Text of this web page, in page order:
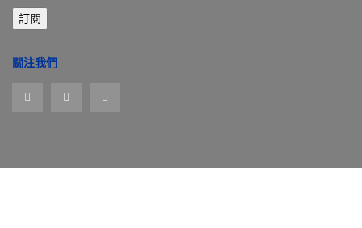
郵
件
址
訂閱
關注我們